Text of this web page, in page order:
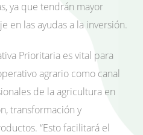
ya que tendrán mayor
en las ayudas a la inversión.
Prioritaria es vital para
agrario como canal
de la agricultura en
transformación y
“Esto facilitará el